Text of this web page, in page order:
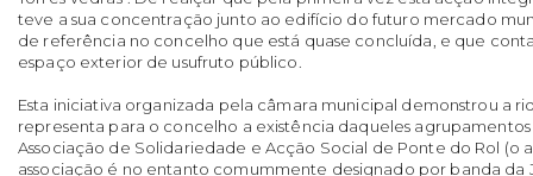
teve a sua concentração junto ao edifício do futuro mercado
de referência no concelho que está quase concluída, e que
espaço exterior de usufruto público.
Esta iniciativa organizada pela câmara municipal demonstrou a
representa para o concelho a existência daqueles
Associação de Solidariedade e Acção Social de Ponte do Rol (o
associação é no entanto comummente designado por banda da